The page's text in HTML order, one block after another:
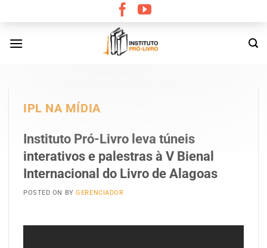
content
IPL NA MÍDIA
Instituto Pró-Livro leva túneis
interativos e palestras à V Bienal
Internacional do Livro de Alagoas
POSTED ON BYGERENCIADOR